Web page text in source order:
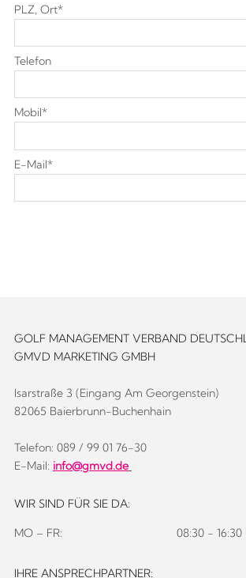
PLZ, Ort*
Telefon
Mobil*
E-Mail*
GOLF MANAGEMENT VERBAND
GMVD MARKETING GMBH
Isarstraße 3 (Eingang Am Georgenstein)
82065 Baierbrunn-Buchenhain
Telefon: 089 / 99 01 76-30
E-Mail: info@gmvd.de
WIR SIND FÜR SIE DA:
MO – FR: 08:30 - 16:30
IHRE ANSPRECHPARTNER: